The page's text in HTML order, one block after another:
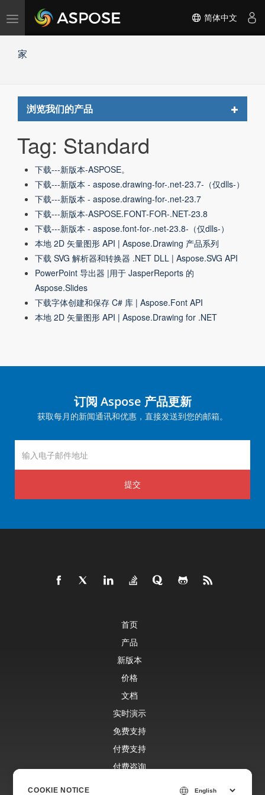
切
航
简体中文
家
浏览我们的产品
Toggle
Tag: Standard
下载---新版本-ASPOSE。
下载---新版本 - aspose.drawing-for-.net-23.7-（仅dlls-）
下载---新版本 - aspose.drawing-for-.net-23.7
下载---新版本-ASPOSE.FONT-FOR-.NET-23.8
下载---新版本 - aspose.font-for-.net-23.8-（仅dlls-）
本地 2D 矢量图形 API | Aspose.Drawing 产品系列
下载 SVG 解析器和转换器 .NET DLL | Aspose.SVG API
PowerPoint 导出器 |用于 JasperReports 的
Aspose.Slides
下载字体创建和保存 C# 库 | Aspose.Font API
本地 2D 矢量图形 API | Aspose.Drawing for .NET
订阅 Aspose 产品更新
获取每月的新闻通讯和优惠，直接发送到您的邮箱。
提交
首页
产品
新版本
价格
文档
实时演示
免费支持
付费支持
付费咨询
COOKIE NOTICE